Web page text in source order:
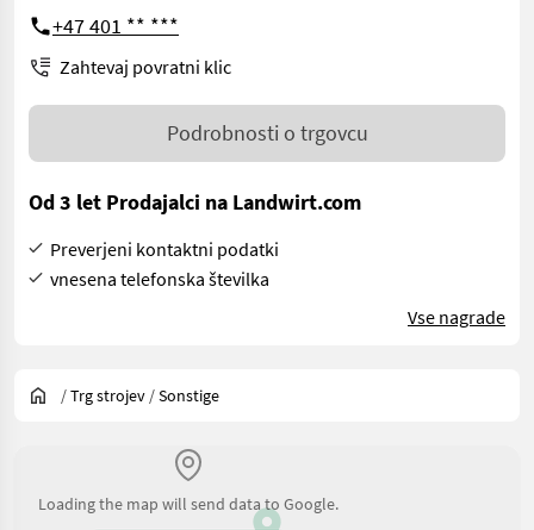
+47 401 ** ***
Zahtevaj povratni klic
Podrobnosti o trgovcu
Od 3 let Prodajalci na Landwirt.com
Preverjeni kontaktni podatki
vnesena telefonska številka
Vse nagrade
/Trg strojev /Sonstige
Loading the map will send data to Google.